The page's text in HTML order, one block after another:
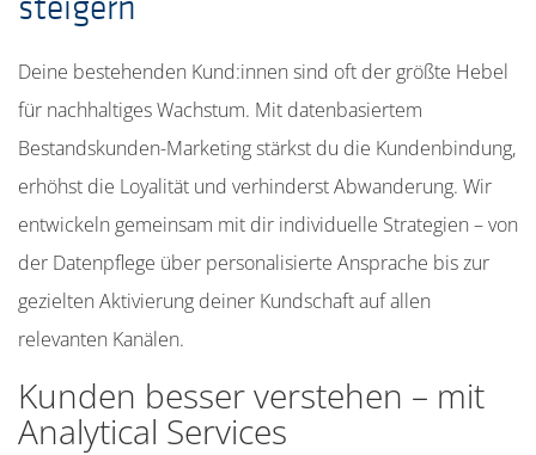
Deine bestehenden Kund:innen sind oft der größte Hebel
für nachhaltiges Wachstum. Mit datenbasiertem
Bestandskunden-Marketing stärkst du die Kundenbindung,
erhöhst die Loyalität und verhinderst Abwanderung. Wir
entwickeln gemeinsam mit dir individuelle Strategien – von
der Datenpflege über personalisierte Ansprache bis zur
gezielten Aktivierung deiner Kundschaft auf allen
relevanten Kanälen.
Kunden besser verstehen – mit
Analytical Services